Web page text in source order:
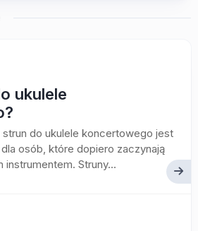
ukulele
do ukulele koncertowego jest
osób, które dopiero zaczynają
Struny...